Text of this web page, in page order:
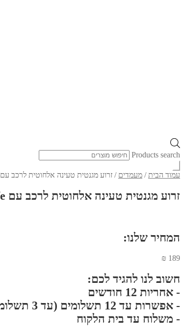
Products search
עמוד הבית / מעמדים / זרוע מגנטית טעינה אלחוטית לרכב עם ANVIL MagSafe
זרוע מגנטית טעינה אלחוטית לרכב עם ANVIL MagSafe
המחיר שלנו:
₪ 189
חשוב לנו להגיד לכם:
- אחריות 12 חודשים
- אפשרות עד 12 תשלומים (עד 3 תשלומים ללא ריבית}
- משלוח עד בית הלקוח